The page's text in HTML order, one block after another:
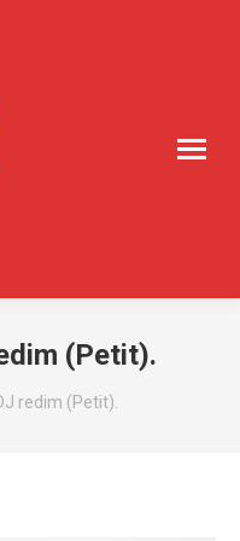
(Petit).
redim (Petit).